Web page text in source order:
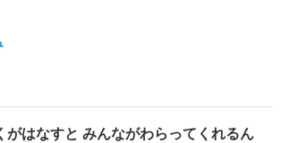
がはなすと みんながわらってくれるん